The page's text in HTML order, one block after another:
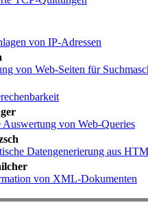
von IP-Adressen
von Web-Seiten für
Auswertung von Web-Queries
Datengenerierung aus
von XML-Dokumenten